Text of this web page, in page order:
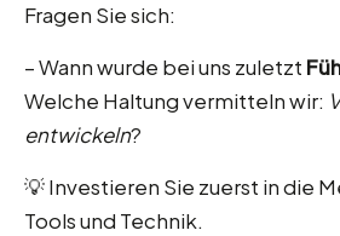
Fragen Sie sich:
– Wann wurde bei uns zuletzt
Welche Haltung vermitteln wir:
entwickeln?
💡 Investieren Sie zuerst in die
Tools und Technik.